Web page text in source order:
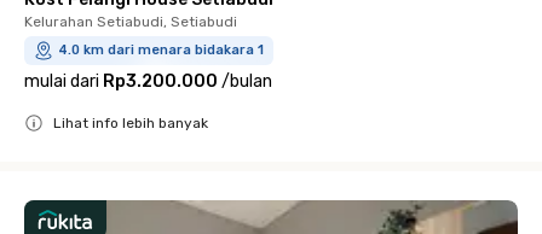
Kelurahan Setiabudi, Setiabudi
4.0 km dari menara bidakara 1
mulai dari Rp3.200.000 /bulan
Lihat info lebih banyak